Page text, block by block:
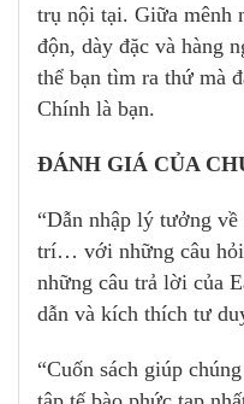
trụ nội tại. Giữa mênh
độn, dày đặc và hàng
thể bạn tìm ra thứ mà
Chính là bạn.
ĐÁNH GIÁ CỦA
“Dẫn nhập lý tưởng
trí… với những câu hỏi
những câu trả lời của
dẫn và kích thích tư
“Cuốn sách giúp